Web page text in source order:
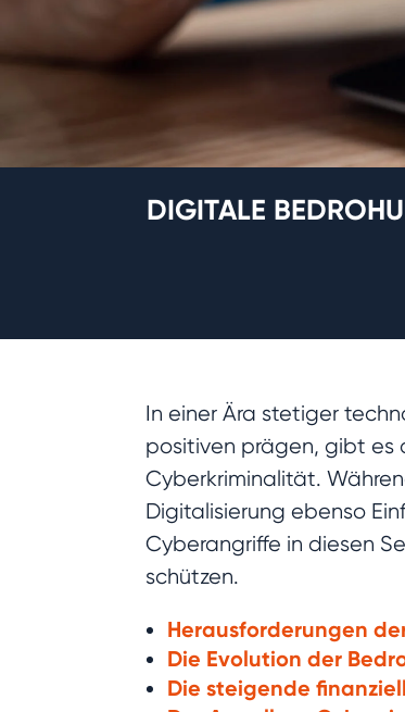
DIGITALE
In einer Ära stetiger
positiven prägen, gibt es
Cyberkriminalität.
Digitalisierung ebenso
Cyberangriffe in diesen
schützen.
Herausforderungen
Die Evolution der
Die steigende